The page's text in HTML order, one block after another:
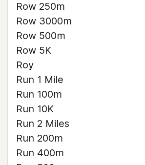
Row 250m
Row 3000m
Row 500m
Row 5K
Roy
Run 1 Mile
Run 100m
Run 10K
Run 2 Miles
Run 200m
Run 400m